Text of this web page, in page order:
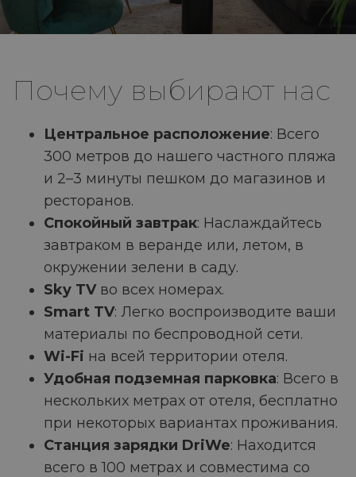
Почему выбирают нас
Центральное расположение: Всего
300 метров до нашего частного пляжа
и 2–3 минуты пешком до магазинов и
ресторанов.
Спокойный завтрак: Наслаждайтесь
завтраком в веранде или, летом, в
окружении зелени в саду.
Sky TVво всех номерах.
Smart TV: Легко воспроизводите ваши
материалы по беспроводной сети.
Wi-Fi на всей территории отеля.
Удобная подземная парковка: Всего в
нескольких метрах от отеля, бесплатно
при некоторых вариантах проживания.
Станция зарядки DriWe: Находится
всего в 100 метрах и совместима со